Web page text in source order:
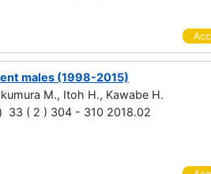
males (1998-2015)
M., Itoh H., Kawabe H.
33 ( 2 ) 304 - 310 2018.02